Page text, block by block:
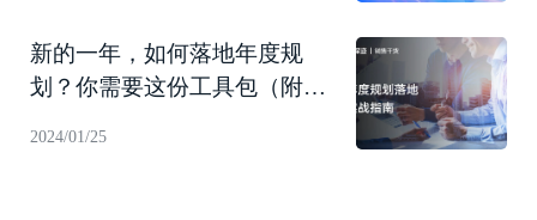
新的一年，如何落地年度规
划？你需要这份工具包（附下
2024/01/25